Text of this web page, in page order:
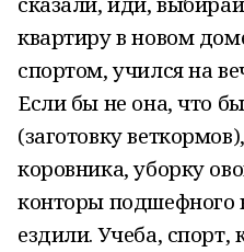
квартиру в новом
спортом, учился на
Если бы не она, что
(заготовку
коровника, уборку
конторы подшефного
ездили. Учеба,